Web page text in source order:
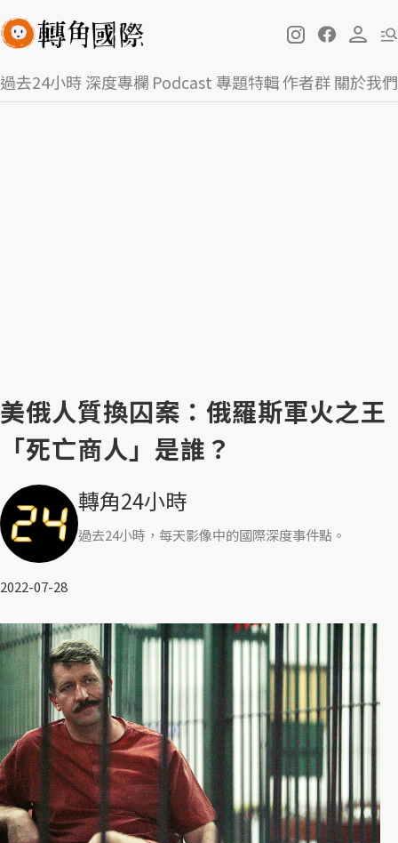
過去24小時深度專欄 Podcast 專題特輯作者群關於我們
美俄人質換囚案：俄羅斯軍火之王
「死亡商人」是誰？
轉角24小時
過去24小時，每天影像中的國際深度事件點。
2022-07-28